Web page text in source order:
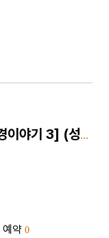
[김중기의 성경이야기 3] (성서 속의 여인들) 여성에게 일어난 신앙사건
, 예약 0